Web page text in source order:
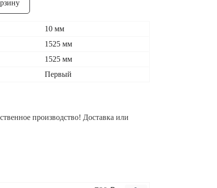
10 мм
1525 мм
1525 мм
Первый
производство! Доставка или